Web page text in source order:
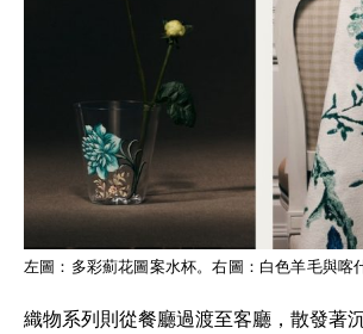
左圖：多彩薊花圖案水杯。右圖：白色羊毛與喀
織物系列則從餐廳過渡至客廳，散發著